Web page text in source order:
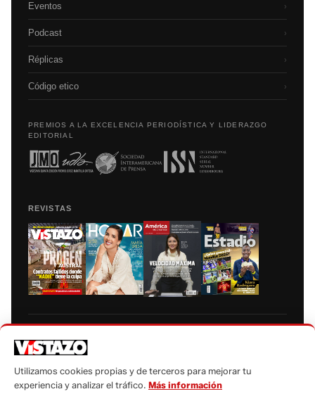
Eventos ›
Podcast ›
Réplicas ›
Código etico ›
PREMIOS A LA EXCELENCIA PERIODÍSTICA Y LIDERAZGO
EDITORIAL
REVISTAS
autorización escrita de su titular, de todos los contenidos de Vistazo.com.
Utilizamos cookies propias y de terceros para mejorar tu
experiencia y analizar el tráfico. Más información